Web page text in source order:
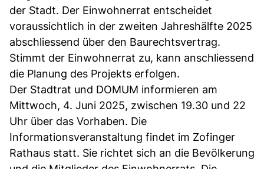
der Stadt. Der Einwohnerrat entscheidet
voraussichtlich in der zweiten Jahreshälfte 2025
abschliessend über den Baurechtsvertrag.
Stimmt der Einwohnerrat zu, kann anschliessend
die Planung des Projekts erfolgen.
Der Stadtrat und DOMUM informieren am
Mittwoch, 4. Juni 2025, zwischen 19.30 und 22
Uhr über das Vorhaben. Die
Informationsveranstaltung findet im Zofinger
Rathaus statt. Sie richtet sich an die Bevölkerung